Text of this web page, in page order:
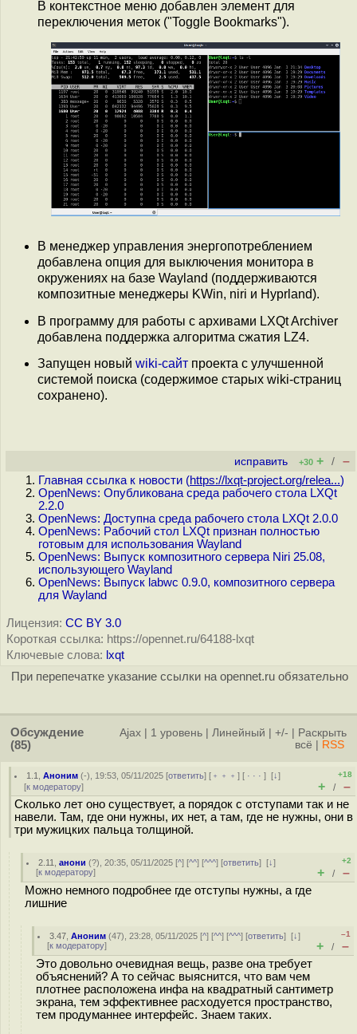
В контекстное меню добавлен элемент для
переключения меток ("Toggle Bookmarks").
В менеджер управления энергопотреблением
добавлена опция для выключения монитора в
окружениях на базе Wayland (поддерживаются
композитные менеджеры KWin, niri и Hyprland).
В программу для работы с архивами LXQt Archiver
добавлена поддержка алгоритма сжатия LZ4.
Запущен новый wiki-сайт проекта с улучшенной
системой поиска (содержимое старых wiki-страниц
сохранено).
исправить +30 + / –
Главная ссылка к новости (https://lxqt-project.org/relea...)
OpenNews: Опубликована среда рабочего стола LXQt
2.2.0
OpenNews: Доступна среда рабочего стола LXQt 2.0.0
OpenNews: Рабочий стол LXQt признан полностью
готовым для использования Wayland
OpenNews: Выпуск композитного сервера Niri 25.08,
использующего Wayland
OpenNews: Выпуск labwc 0.9.0, композитного сервера
для Wayland
Лицензия: CC BY 3.0
Короткая ссылка: https://opennet.ru/64188-lxqt
Ключевые слова: lxqt
При перепечатке указание ссылки на opennet.ru обязательно
Обсуждение
(85)
Ajax 1 уровень Линейный +/-
Раскрыть
всё
RSS
1.1 ,Аноним (-), 19:53, 05/11/2025 [ответить] [ ﹢﹢﹢] [ · · ·][↓]
[к модератору]
+18
+ / –
Сколько лет оно существует, а порядок с отступами так и не
навели. Там, где они нужны, их нет, а там, где не нужны, они в
три мужицких пальца толщиной.
2.11 ,анони (?), 20:35, 05/11/2025 [^] [^^] [^^^] [ответить][↓]
[к модератору]
+2
+ / –
Можно немного подробнее где отступы нужны, а где
лишние
3.47 ,Аноним (47), 23:28, 05/11/2025 [^] [^^] [^^^] [ответить][↓]
[к модератору]
–1
+ / –
Это довольно очевидная вещь, разве она требует
объяснений? А то сейчас выяснится, что вам чем
плотнее расположена инфа на квадратный сантиметр
экрана, тем эффективнее расходуется пространство,
тем продуманнее интерфейс. Знаем таких.